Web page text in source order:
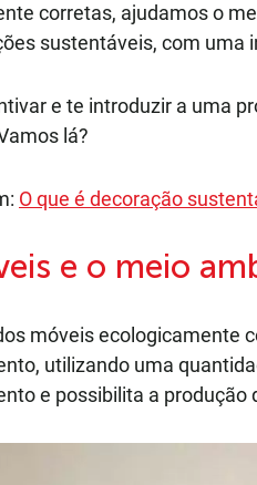
corretas, ajudamos o
sustentáveis, com uma
e te introduzir a uma
lá?
O que é decoração
e o meio
móveis ecologicamente
utilizando uma
e possibilita a produção